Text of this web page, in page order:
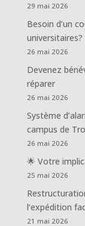
29 mai 2026
Besoin d’un
universitaires?
26 mai 2026
Devenez
réparer
26 mai 2026
Système
campus de
26 mai 2026
🌟 Votre
25 mai 2026
l’expédition
21 mai 2026